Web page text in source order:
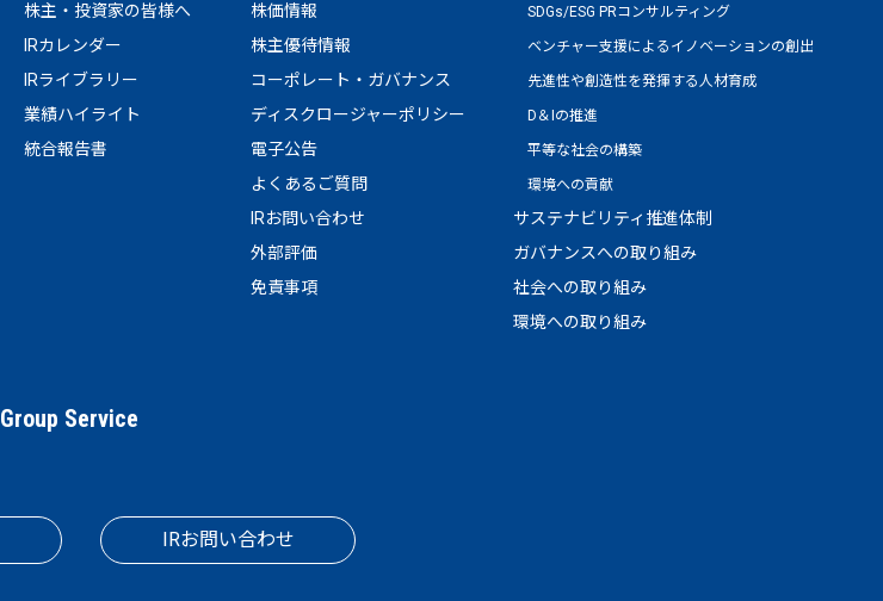
株主・投資家の皆様へ
IRカレンダー
IRライブラリー
業績ハイライト
統合報告書
株価情報
株主優待情報
コーポレート・ガバナンス
ディスクロージャーポリシー
電子公告
よくあるご質問
IRお問い合わせ
外部評価
免責事項
SDGs/ESG PRコンサルティング
ベンチャー支援によるイノベーションの創出
先進性や創造性を発揮する人材育成
D＆Iの推進
平等な社会の構築
環境への貢献
サステナビリティ推進体制
ガバナンスへの取り組み
社会への取り組み
環境への取り組み
Group Service
IRお問い合わせ